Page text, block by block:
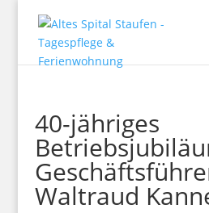
40-jähriges
Waltraud